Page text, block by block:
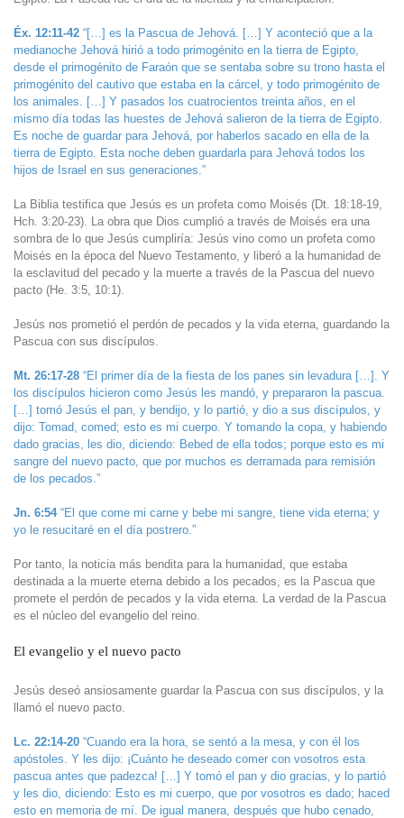
Éx. 12:11-42 “[…] es la Pascua de Jehová. […] Y aconteció que a la
medianoche Jehová hirió a todo primogénito en la tierra de Egipto,
desde el primogénito de Faraón que se sentaba sobre su trono hasta el
primogénito del cautivo que estaba en la cárcel, y todo primogénito de
los animales. […] Y pasados los cuatrocientos treinta años, en el
mismo día todas las huestes de Jehová salieron de la tierra de Egipto.
Es noche de guardar para Jehová, por haberlos sacado en ella de la
tierra de Egipto. Esta noche deben guardarla para Jehová todos los
hijos de Israel en sus generaciones.”
La Biblia testifica que Jesús es un profeta como Moisés (Dt. 18:18-19,
Hch. 3:20-23). La obra que Dios cumplió a través de Moisés era una
sombra de lo que Jesús cumpliría: Jesús vino como un profeta como
Moisés en la época del Nuevo Testamento, y liberó a la humanidad de
la esclavitud del pecado y la muerte a través de la Pascua del nuevo
pacto (He. 3:5, 10:1).
Jesús nos prometió el perdón de pecados y la vida eterna, guardando la
Pascua con sus discípulos.
Mt. 26:17-28 “El primer día de la fiesta de los panes sin levadura […]. Y
los discípulos hicieron como Jesús les mandó, y prepararon la pascua.
[…] tomó Jesús el pan, y bendijo, y lo partió, y dio a sus discípulos, y
dijo: Tomad, comed; esto es mi cuerpo. Y tomando la copa, y habiendo
dado gracias, les dio, diciendo: Bebed de ella todos; porque esto es mi
sangre del nuevo pacto, que por muchos es derramada para remisión
de los pecados.”
Jn. 6:54“El que come mi carne y bebe mi sangre, tiene vida eterna; y
yo le resucitaré en el día postrero.”
Por tanto, la noticia más bendita para la humanidad, que estaba
destinada a la muerte eterna debido a los pecados, es la Pascua que
promete el perdón de pecados y la vida eterna. La verdad de la Pascua
es el núcleo del evangelio del reino.
El evangelio y el nuevo pacto
Jesús deseó ansiosamente guardar la Pascua con sus discípulos, y la
llamó el nuevo pacto.
Lc. 22:14-20 “Cuando era la hora, se sentó a la mesa, y con él los
apóstoles. Y les dijo: ¡Cuánto he deseado comer con vosotros esta
pascua antes que padezca! […] Y tomó el pan y dio gracias, y lo partió
y les dio, diciendo: Esto es mi cuerpo, que por vosotros es dado; haced
esto en memoria de mí. De igual manera, después que hubo cenado,